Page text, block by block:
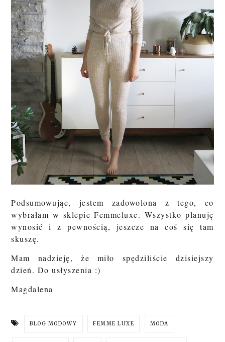
Podsumowując, jestem zadowolona z tego, co
wybrałam w sklepie Femmeluxe. Wszystko planuję
wynosić i z pewnością, jeszcze na coś się tam
skuszę.
Mam nadzieję, że miło spędziliście dzisiejszy
dzień. Do usłyszenia :)
Magdalena
BLOG MODOWY FEMME LUXE MODA